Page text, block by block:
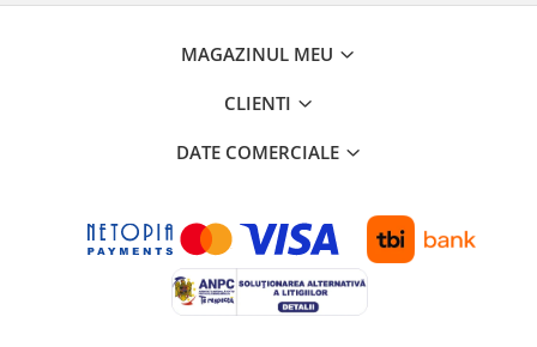
MAGAZINUL MEU
CLIENTI
DATE COMERCIALE